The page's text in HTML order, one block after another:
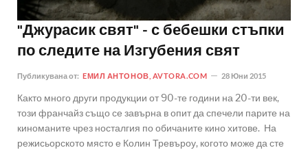
"Джурасик свят" - с бебешки стъпки
по следите на Изгубения свят
Публикувана от: EМИЛ АНТОНОВ, AVTORA.COM 28 Юни 2015
Както много други продукции от 90-те години на 20-ти век,
този франчайз също се завърна в опит да спечели парите на
киноманите чрез носталгия по обичаните кино хитове. На
режисьорското място е Колин Тревъроу, когото може да сте